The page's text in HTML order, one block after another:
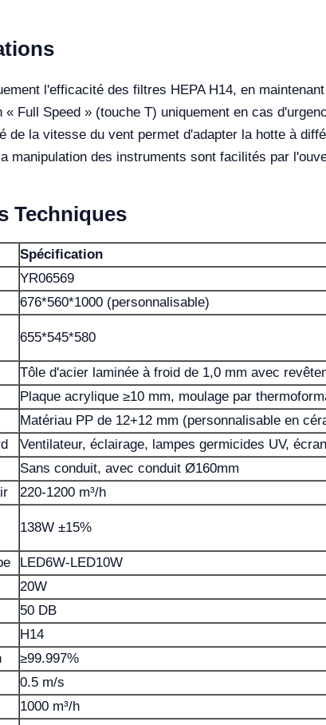
l'efficacité des filtres HEPA H14, en
« Full Speed » (touche T) uniquement en cas
de la vitesse du vent permet d'adapter la hotte à
manipulation des instruments sont facilités par
Techniques
Spécification
YR06569
676*560*1000 (personnalisable)
655*545*580
Tôle d'acier laminée à froid de 1,0 mm avec
Plaque acrylique ≥10 mm, moulage par
Matériau PP de 12+12 mm (personnalisable en
Ventilateur, éclairage, lampes germicides UV,
Sans conduit, avec conduit Ø160mm
220-1200 m³/h
138W ±15%
LED6W-LED10W
20W
50 DB
H14
≥99.997%
0.5 m/s
1000 m³/h